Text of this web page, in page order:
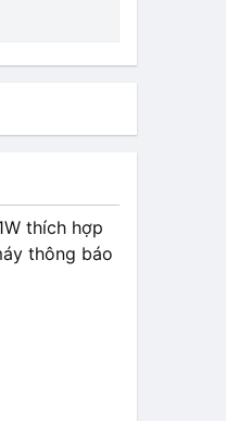
thích hợp
thông báo